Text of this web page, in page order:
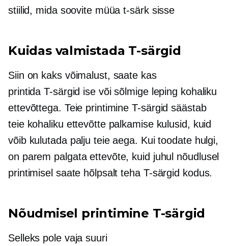
stiilid, mida soovite müüat-särksisse
Kuidas valmistada T-särgid
Siin on kaks võimalust, saate kas
printidaT-särgid ise või sõlmige leping kohaliku
ettevõttega. Teie printimineT-särgid säästab
teie kohaliku ettevõtte palkamise kulusid, kuid
võib kulutada palju teie aega. Kui toodate hulgi,
on parem palgata ettevõte, kuid juhul nõudlusel
printimisel saate hõlpsalt teha T-särgid kodus.
Nõudmisel printimine T-särgid
Selleks pole vaja suuri